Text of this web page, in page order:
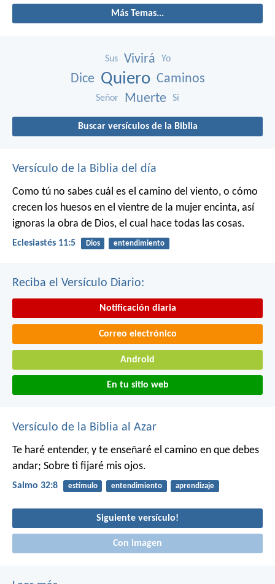
Más Temas...
Sus Vivirá Yo
Dice Quiero Caminos
Señor Muerte Si
Buscar versículos de la Biblia
Versículo de la Biblia del día
Como tú no sabes cuál es el camino del viento, o cómo
crecen los huesos en el vientre de la mujer encinta, así
ignoras la obra de Dios, el cual hace todas las cosas.
Eclesiastés 11:5 Dios entendimiento
Reciba el Versículo Diario:
Notificación diaria
Correo electrónico
Android
En tu sitio web
Versículo de la Biblia al Azar
Te haré entender, y te enseñaré el camino en que debes
andar; Sobre ti fijaré mis ojos.
Salmo 32:8 estímulo entendimiento aprendizaje
Siguiente versículo!
Con imagen